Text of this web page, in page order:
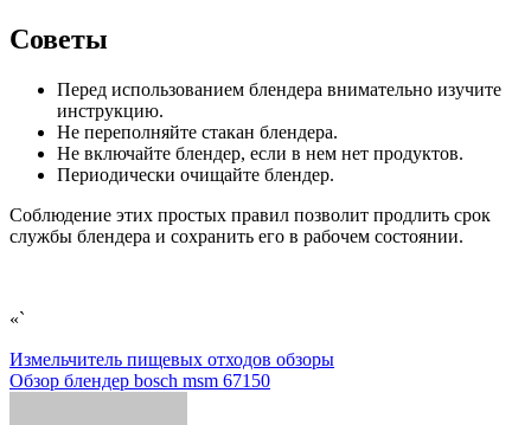
Советы
Перед использованием блендера внимательно изучите
инструкцию.
Не переполняйте стакан блендера.
Не включайте блендер, если в нем нет продуктов.
Периодически очищайте блендер.
Соблюдение этих простых правил позволит продлить срок
службы блендера и сохранить его в рабочем состоянии.
«`
Навигация
по
Измельчитель пищевых отходов обзоры
Обзор блендер bosch msm 67150